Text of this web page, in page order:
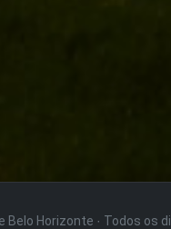
Belo Horizonte · Todos os